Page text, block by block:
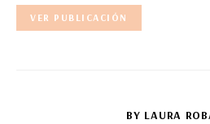
VER PUBLICACIÓN
BY LAURA